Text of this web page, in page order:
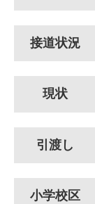
接道状況
現状
引渡し
小学校区